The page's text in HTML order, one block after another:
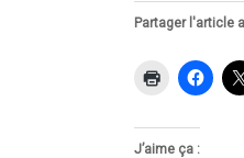
Partager l'article
J’aime ça :